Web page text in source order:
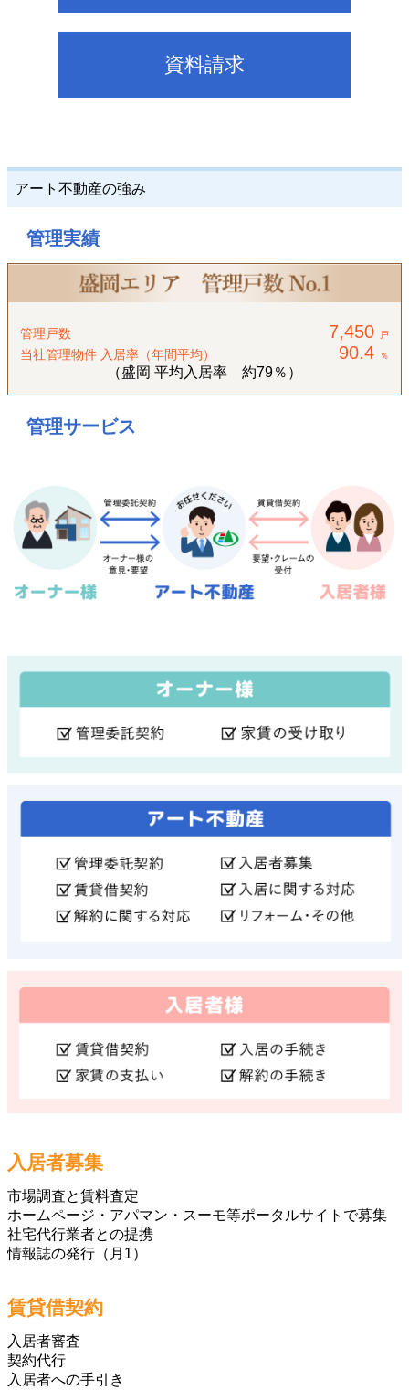
資料請求
アート不動産の強み
管理実績
管理戸数 7,450 戸
当社管理物件 入居率（年間平均） 90.4 ％
（盛岡 平均入居率 約79％）
管理サービス
入居者募集
市場調査と賃料査定
ホームページ・アパマン・スーモ等ポータルサイトで募集
社宅代行業者との提携
情報誌の発行（月1）
賃貸借契約
入居者審査
契約代行
入居者への手引き